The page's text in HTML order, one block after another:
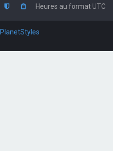
Heures au formatUTC
PlanetStyles